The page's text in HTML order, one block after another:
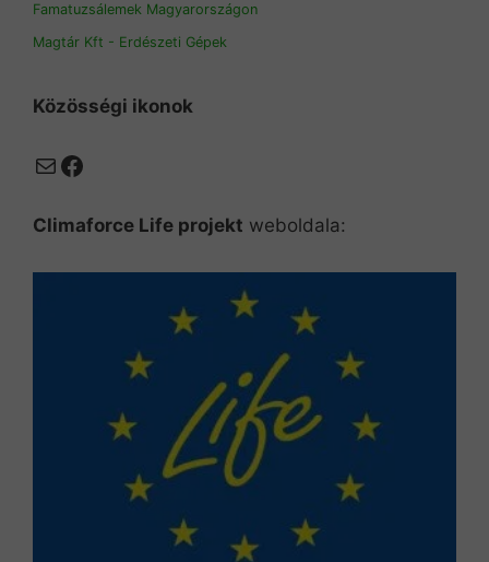
Famatuzsálemek Magyarországon
Magtár Kft - Erdészeti Gépek
Közösségi ikonok
MailFacebook
Climaforce Life projekt weboldala: